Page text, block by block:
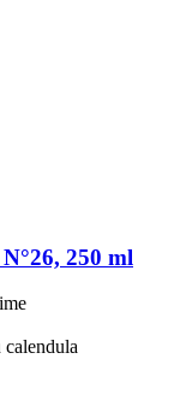
250 ml
calendula